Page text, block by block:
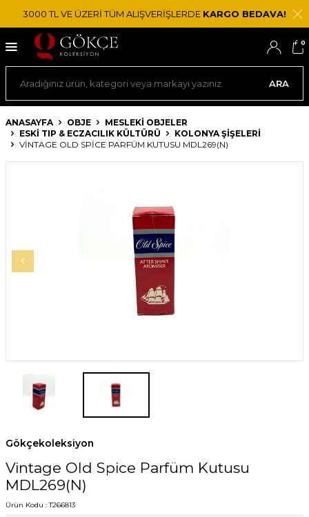
3000 TL VE ÜZERİ TÜM ALIŞVERİŞLERDE KARGO BEDAVA!
ARA
0
ANASAYFA OBJE
MESLEKI OBJELER
ESKI TIP & ECZACILIK KÜLTÜRÜ
KOLONYA ŞIŞELERI
VINTAGE OLD SPICE PARFÜM KUTUSU MDL269(N)
Gökçekoleksiyon
Vintage Old Spice Parfüm Kutusu
MDL269(N)
Ürün Kodu :T266813